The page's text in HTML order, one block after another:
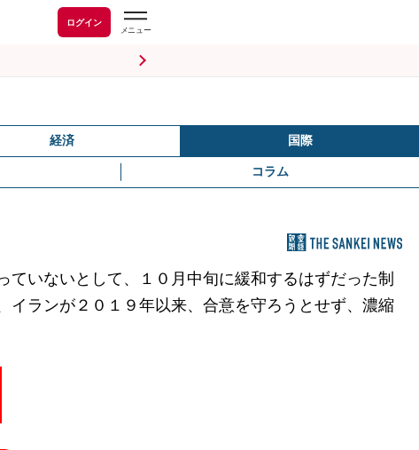
ログイン
経済 国際
コラム
いないとして、１０月中旬に緩和するはずだった制
ランが２０１９年以来、合意を守ろうとせず、濃縮